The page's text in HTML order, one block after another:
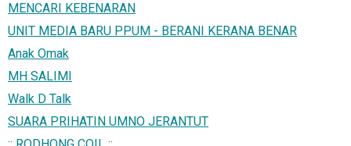
MENCARI KEBENARAN
UNIT MEDIA BARU PPUM - BERANI KERANA BENAR
Anak Omak
MH SALIMI
Walk D Talk
SUARA PRIHATIN UMNO JERANTUT